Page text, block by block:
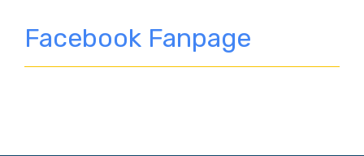
Facebook Fanpage